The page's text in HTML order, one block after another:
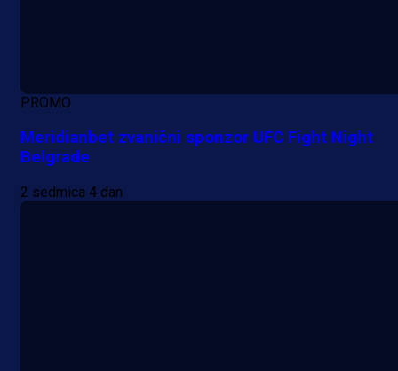
PROMO
Meridianbet zvanični sponzor UFC Fight Night
Belgrade
2 sedmica 4 dan